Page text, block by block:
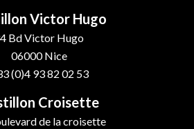
Victor Hugo
Bd Victor Hugo
06000Nice
(0)4 93 82 02 53
Croisette
de la croisette